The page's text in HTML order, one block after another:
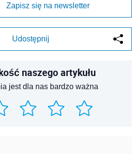
Zapisz się na newsletter
Udostępnij
naszego artykułu
jest dla nas bardzo ważna